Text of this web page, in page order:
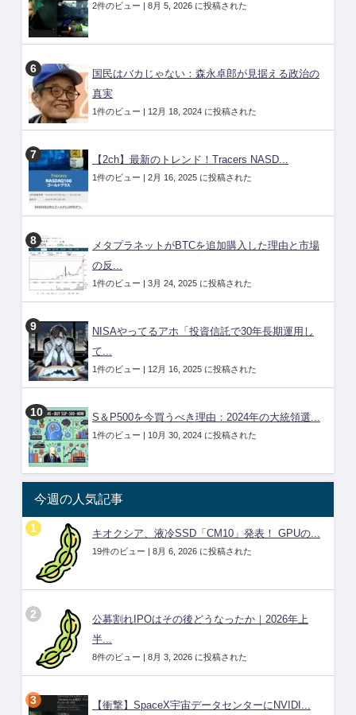
2件のビュー | 8月 5, 2026 に投稿された
国民はバカじゃない：森永卓郎が見据える政治の
真実
1件のビュー | 12月 18, 2024 に投稿された
【2ch】最新のトレンド！Tracers NASD...
1件のビュー | 2月 16, 2025 に投稿された
メタプラネットがBTCを追加購入した理由と市場
の反...
1件のビュー | 3月 24, 2025 に投稿された
NISAやってるアホ「投資信託で30年長期運用し
て...
1件のビュー | 12月 16, 2025 に投稿された
S＆P500を今買うべき理由：2024年の大統領選...
1件のビュー | 10月 30, 2024 に投稿された
今週の人気記事
キオクシア、液冷SSD「CM10」発表！ GPUの...
19件のビュー | 8月 6, 2026 に投稿された
公募割れIPOはその後どうなったか｜2026年上
半...
8件のビュー | 8月 3, 2026 に投稿された
【衝撃】SpaceX宇宙データセンターにNVIDI...